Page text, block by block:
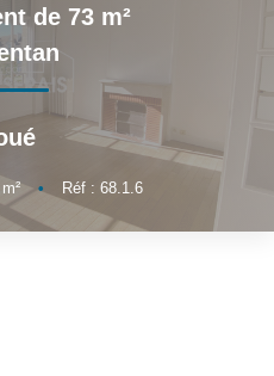
DE BIENS
de 73 m²
m² • Réf : 68.1.6